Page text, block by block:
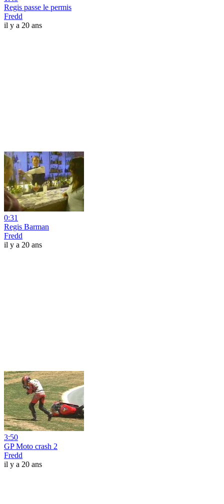
Regis passe le permis
Fredd
il y a 20 ans
0:31
Regis Barman
Fredd
il y a 20 ans
3:50
GP Moto crash 2
Fredd
il y a 20 ans